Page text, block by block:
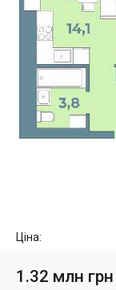
Ціна:
1.32 млн грн